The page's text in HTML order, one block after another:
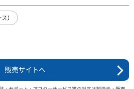
）
販売サイトへ